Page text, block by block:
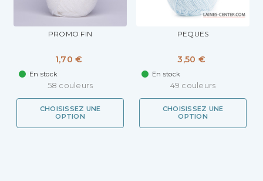
PROMO FIN
1,70 €
En stock
58 couleurs
CHOISISSEZ UNE
OPTION
PEQUES
3,50 €
En stock
49 couleurs
CHOISISSEZ UNE
OPTION